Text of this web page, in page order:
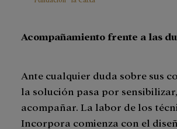
Acompañamiento frente a las
Ante cualquier duda sobre sus
la solución pasa por
acompañar. La labor de los
Incorpora comienza con el